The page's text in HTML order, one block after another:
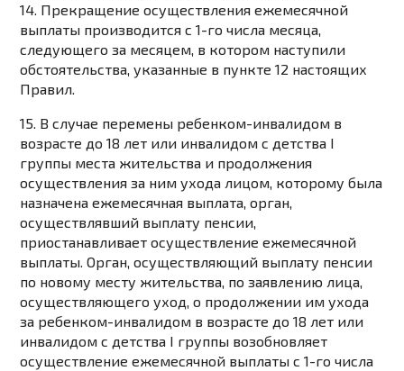
14. Прекращение осуществления ежемесячной
выплаты производится с 1-го числа месяца,
следующего за месяцем, в котором наступили
обстоятельства, указанные в пункте 12 настоящих
Правил.
15. В случае перемены ребенком-инвалидом в
возрасте до 18 лет или инвалидом с детства I
группы места жительства и продолжения
осуществления за ним ухода лицом, которому была
назначена ежемесячная выплата, орган,
осуществлявший выплату пенсии,
приостанавливает осуществление ежемесячной
выплаты. Орган, осуществляющий выплату пенсии
по новому месту жительства, по заявлению лица,
осуществляющего уход, о продолжении им ухода
за ребенком-инвалидом в возрасте до 18 лет или
инвалидом с детства I группы возобновляет
осуществление ежемесячной выплаты с 1-го числа